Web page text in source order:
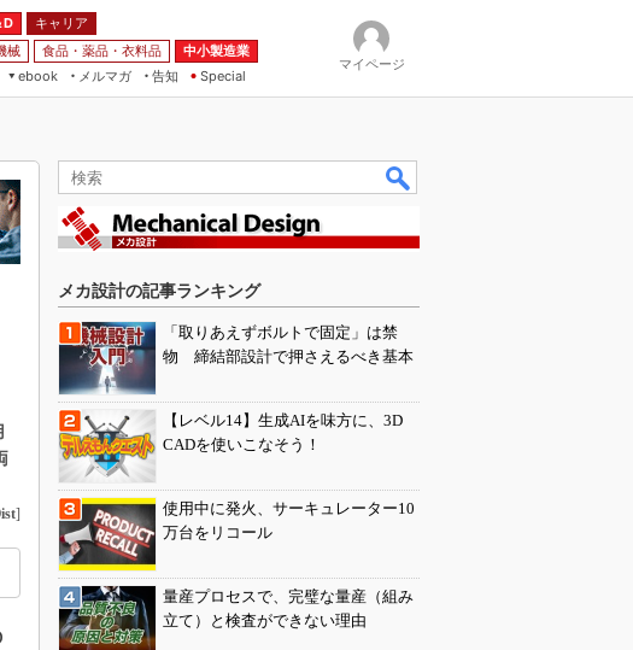
D
キャリア
械 食品・薬品・衣料品
中小製造業
ebook
メルマガ
告知 Special
マイページ
]
メカ設計の記事ランキング
「取りあえずボルトで固定」は禁
物 締結部設計で押さえるべき基本
【レベル14】生成AIを味方に、3D
CADを使いこなそう！
使用中に発火、サーキュレーター10
万台をリコール
量産プロセスで、完璧な量産（組み
立て）と検査ができない理由